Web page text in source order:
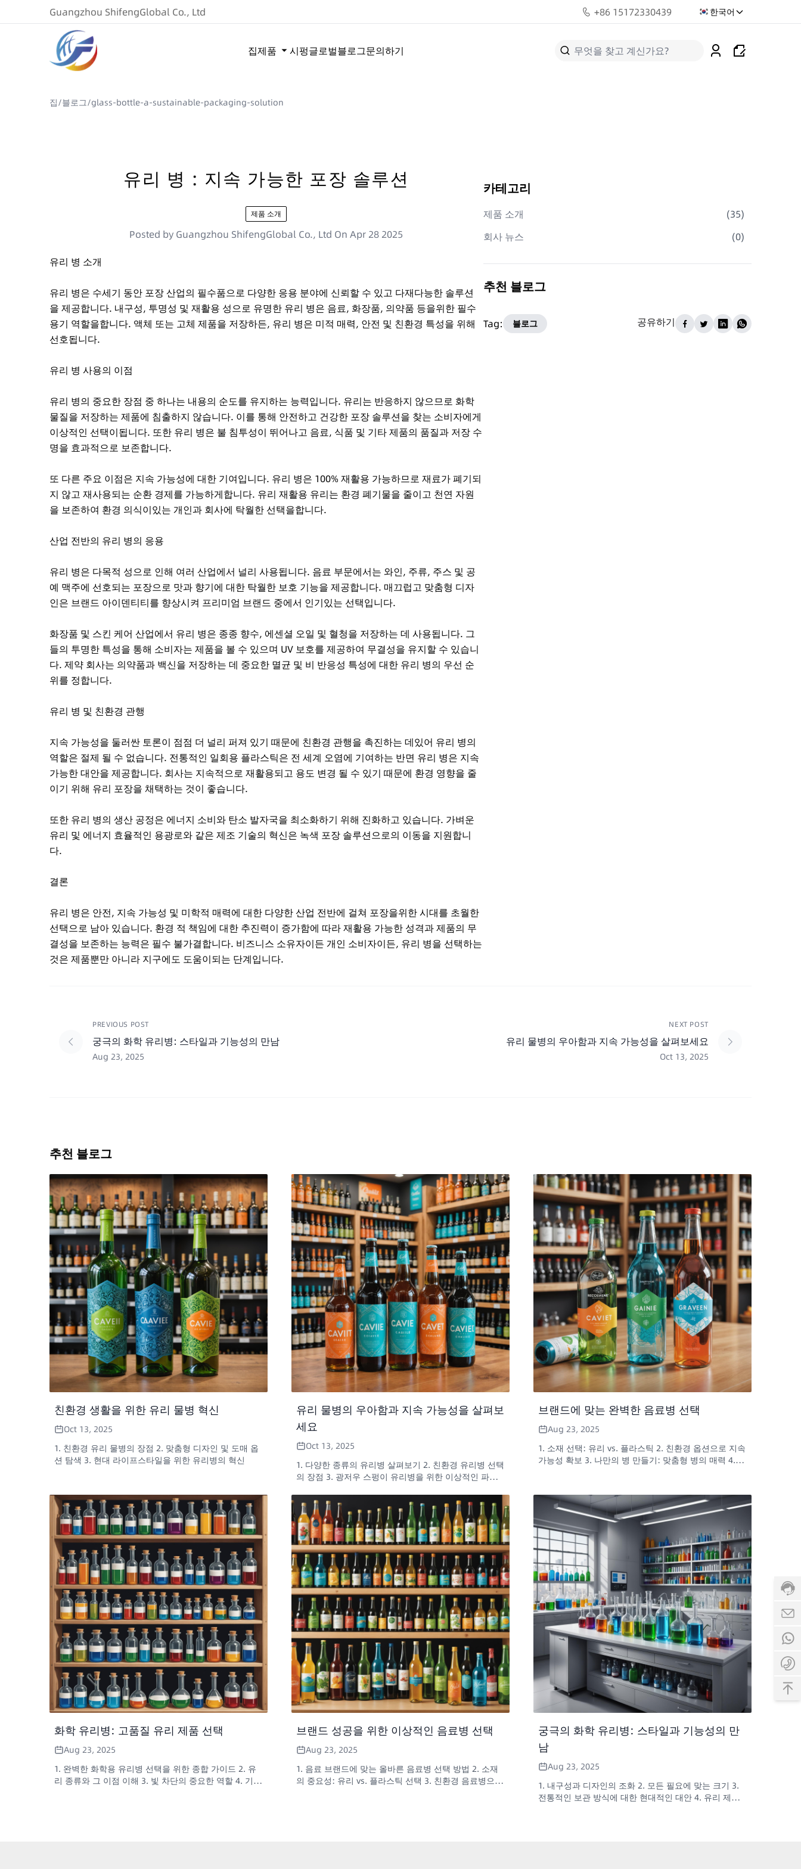
Guangzhou ShifengGlobal Co., Ltd +86 15172330439 한국어
집제품 시펑글로벌블로그문의하기
집/블로그/glass-bottle-a-sustainable-packaging-solution
유리 병 : 지속 가능한 포장 솔루션
제품 소개
Posted by Guangzhou ShifengGlobal Co., Ltd OnApr 28 2025
유리 병 소개
유리 병은 수세기 동안 포장 산업의 필수품으로 다양한 응용 분야에 신뢰할 수 있고 다재다능한 솔루션
을 제공합니다. 내구성, 투명성 및 재활용 성으로 유명한 유리 병은 음료, 화장품, 의약품 등을위한 필수
용기 역할을합니다. 액체 또는 고체 제품을 저장하든, 유리 병은 미적 매력, 안전 및 친환경 특성을 위해
선호됩니다.
유리 병 사용의 이점
유리 병의 중요한 장점 중 하나는 내용의 순도를 유지하는 능력입니다. 유리는 반응하지 않으므로 화학
물질을 저장하는 제품에 침출하지 않습니다. 이를 통해 안전하고 건강한 포장 솔루션을 찾는 소비자에게
이상적인 선택이됩니다. 또한 유리 병은 불 침투성이 뛰어나고 음료, 식품 및 기타 제품의 품질과 저장 수
명을 효과적으로 보존합니다.
또 다른 주요 이점은 지속 가능성에 대한 기여입니다. 유리 병은 100% 재활용 가능하므로 재료가 폐기되
지 않고 재사용되는 순환 경제를 가능하게합니다. 유리 재활용 유리는 환경 폐기물을 줄이고 천연 자원
을 보존하여 환경 의식이있는 개인과 회사에 탁월한 선택을합니다.
산업 전반의 유리 병의 응용
유리 병은 다목적 성으로 인해 여러 산업에서 널리 사용됩니다. 음료 부문에서는 와인, 주류, 주스 및 공
예 맥주에 선호되는 포장으로 맛과 향기에 대한 탁월한 보호 기능을 제공합니다. 매끄럽고 맞춤형 디자
인은 브랜드 아이덴티티를 향상시켜 프리미엄 브랜드 중에서 인기있는 선택입니다.
화장품 및 스킨 케어 산업에서 유리 병은 종종 향수, 에센셜 오일 및 혈청을 저장하는 데 사용됩니다. 그
들의 투명한 특성을 통해 소비자는 제품을 볼 수 있으며 UV 보호를 제공하여 무결성을 유지할 수 있습니
다. 제약 회사는 의약품과 백신을 저장하는 데 중요한 멸균 및 비 반응성 특성에 대한 유리 병의 우선 순
위를 정합니다.
유리 병 및 친환경 관행
지속 가능성을 둘러싼 토론이 점점 더 널리 퍼져 있기 때문에 친환경 관행을 촉진하는 데있어 유리 병의
역할은 절제 될 수 없습니다. 전통적인 일회용 플라스틱은 전 세계 오염에 기여하는 반면 유리 병은 지속
가능한 대안을 제공합니다. 회사는 지속적으로 재활용되고 용도 변경 될 수 있기 때문에 환경 영향을 줄
이기 위해 유리 포장을 채택하는 것이 좋습니다.
또한 유리 병의 생산 공정은 에너지 소비와 탄소 발자국을 최소화하기 위해 진화하고 있습니다. 가벼운
유리 및 에너지 효율적인 용광로와 같은 제조 기술의 혁신은 녹색 포장 솔루션으로의 이동을 지원합니
다.
결론
유리 병은 안전, 지속 가능성 및 미학적 매력에 대한 다양한 산업 전반에 걸쳐 포장을위한 시대를 초월한
선택으로 남아 있습니다. 환경 적 책임에 대한 추진력이 증가함에 따라 재활용 가능한 성격과 제품의 무
결성을 보존하는 능력은 필수 불가결합니다. 비즈니스 소유자이든 개인 소비자이든, 유리 병을 선택하는
것은 제품뿐만 아니라 지구에도 도움이되는 단계입니다.
카테고리
제품 소개 (35)
회사 뉴스
(0)
추천 블로그
Tag: 블로그 공유하기
PREVIOUS POST
궁극의 화학 유리병: 스타일과 기능성의 만남
Aug 23, 2025
NEXT POST
유리 물병의 우아함과 지속 가능성을 살펴보세요
Oct 13, 2025
추천 블로그
친환경 생활을 위한 유리 물병 혁신
Oct 13, 2025
1. 친환경 유리 물병의 장점 2. 맞춤형 디자인 및 도매 옵
션 탐색 3. 현대 라이프스타일을 위한 유리병의 혁신
유리 물병의 우아함과 지속 가능성을 살펴보
세요
Oct 13, 2025
1. 다양한 종류의 유리병 살펴보기 2. 친환경 유리병 선택
의 장점 3. 광저우 스펑이 유리병을 위한 이상적인 파트
브랜드에 맞는 완벽한 음료병 선택
Aug 23, 2025
1. 소재 선택: 유리 vs. 플라스틱 2. 친환경 옵션으로 지속
가능성 확보 3. 나만의 병 만들기: 맞춤형 병의 매력 4. 기
화학 유리병: 고품질 유리 제품 선택
Aug 23, 2025
1. 완벽한 화학용 유리병 선택을 위한 종합 가이드 2. 유
리 종류와 그 이점 이해 3. 빛 차단의 중요한 역할 4. 기밀
브랜드 성공을 위한 이상적인 음료병 선택
Aug 23, 2025
1. 음료 브랜드에 맞는 올바른 음료병 선택 방법 2. 소재
의 중요성: 유리 vs. 플라스틱 선택 3. 친환경 음료병으로
궁극의 화학 유리병: 스타일과 기능성의 만
남
Aug 23, 2025
1. 내구성과 디자인의 조화 2. 모든 필요에 맞는 크기 3.
전통적인 보관 방식에 대한 현대적인 대안 4. 유리 제조